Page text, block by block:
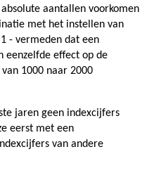
aantallen voorkomen
met het instellen van
- vermeden dat een
eenzelfde effect op de
1000 naar 2000
jaren geen indexcijfers
eerst met een
van andere